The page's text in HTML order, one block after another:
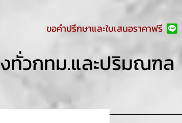
ขอคำปรึกษาและใบเสนอราคาฟรี
ทั่วกทม.และปริมณฑล